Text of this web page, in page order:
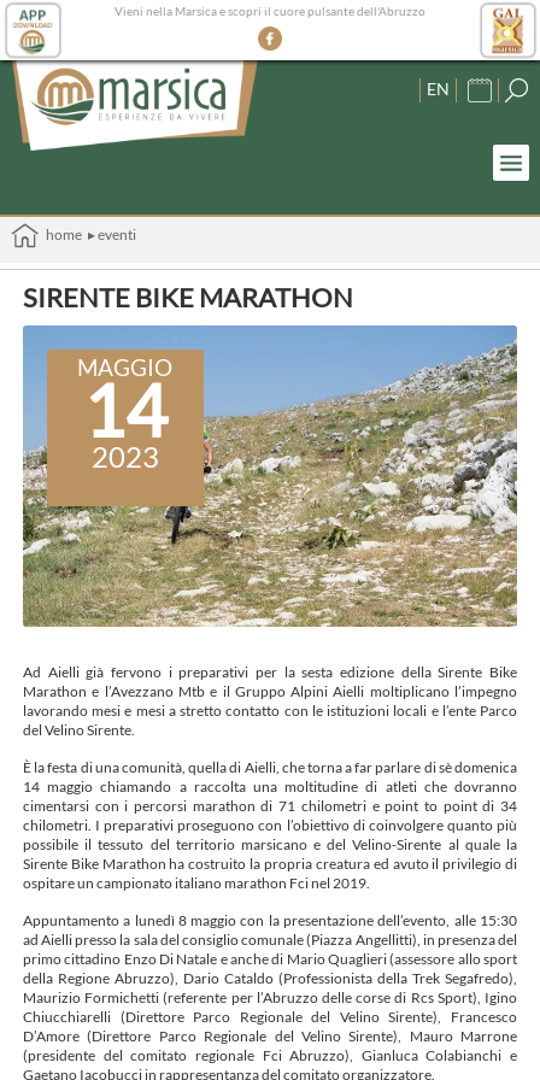
Vieni nella Marsica e scopri il cuore pulsante dell'Abruzzo
EN
home ▸ eventi
SIRENTE BIKE MARATHON
MAGGIO
14
2023
Ad Aielli già fervono i preparativi per la sesta edizione della Sirente Bike
Marathon e l’Avezzano Mtb e il Gruppo Alpini Aielli moltiplicano l’impegno
lavorando mesi e mesi a stretto contatto con le istituzioni locali e l’ente Parco
del Velino Sirente.
È la festa di una comunità, quella di Aielli, che torna a far parlare di sè domenica
14 maggio chiamando a raccolta una moltitudine di atleti che dovranno
cimentarsi con i percorsi marathon di 71 chilometri e point to point di 34
chilometri. I preparativi proseguono con l’obiettivo di coinvolgere quanto più
possibile il tessuto del territorio marsicano e del Velino-Sirente al quale la
Sirente Bike Marathon ha costruito la propria creatura ed avuto il privilegio di
ospitare un campionato italiano marathon Fci nel 2019.
Appuntamento a lunedì 8 maggio con la presentazione dell’evento, alle 15:30
ad Aielli presso la sala del consiglio comunale (Piazza Angellitti), in presenza del
primo cittadino Enzo Di Natale e anche di Mario Quaglieri (assessore allo sport
della Regione Abruzzo), Dario Cataldo (Professionista della Trek Segafredo),
Maurizio Formichetti (referente per l’Abruzzo delle corse di Rcs Sport), Igino
Chiucchiarelli (Direttore Parco Regionale del Velino Sirente), Francesco
D’Amore (Direttore Parco Regionale del Velino Sirente), Mauro Marrone
(presidente del comitato regionale Fci Abruzzo), Gianluca Colabianchi e
Gaetano Iacobucci in rappresentanza del comitato organizzatore.